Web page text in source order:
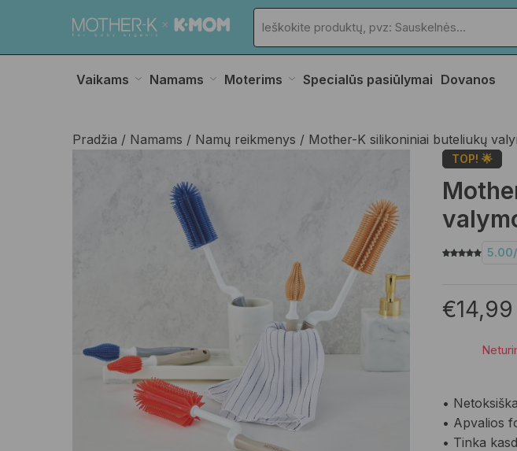
Vaikams Namams Moterims Specialūs pasiūlymai Dovanos
Pradžia Namams Namų reikmenys Mother-K silikoniniai buteliukų
TOP! 🌟
5.00/
€14,99
•
• Apvalios
• Tinka